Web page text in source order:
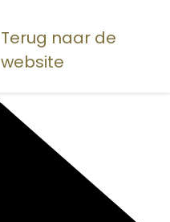
Terug naar de
website